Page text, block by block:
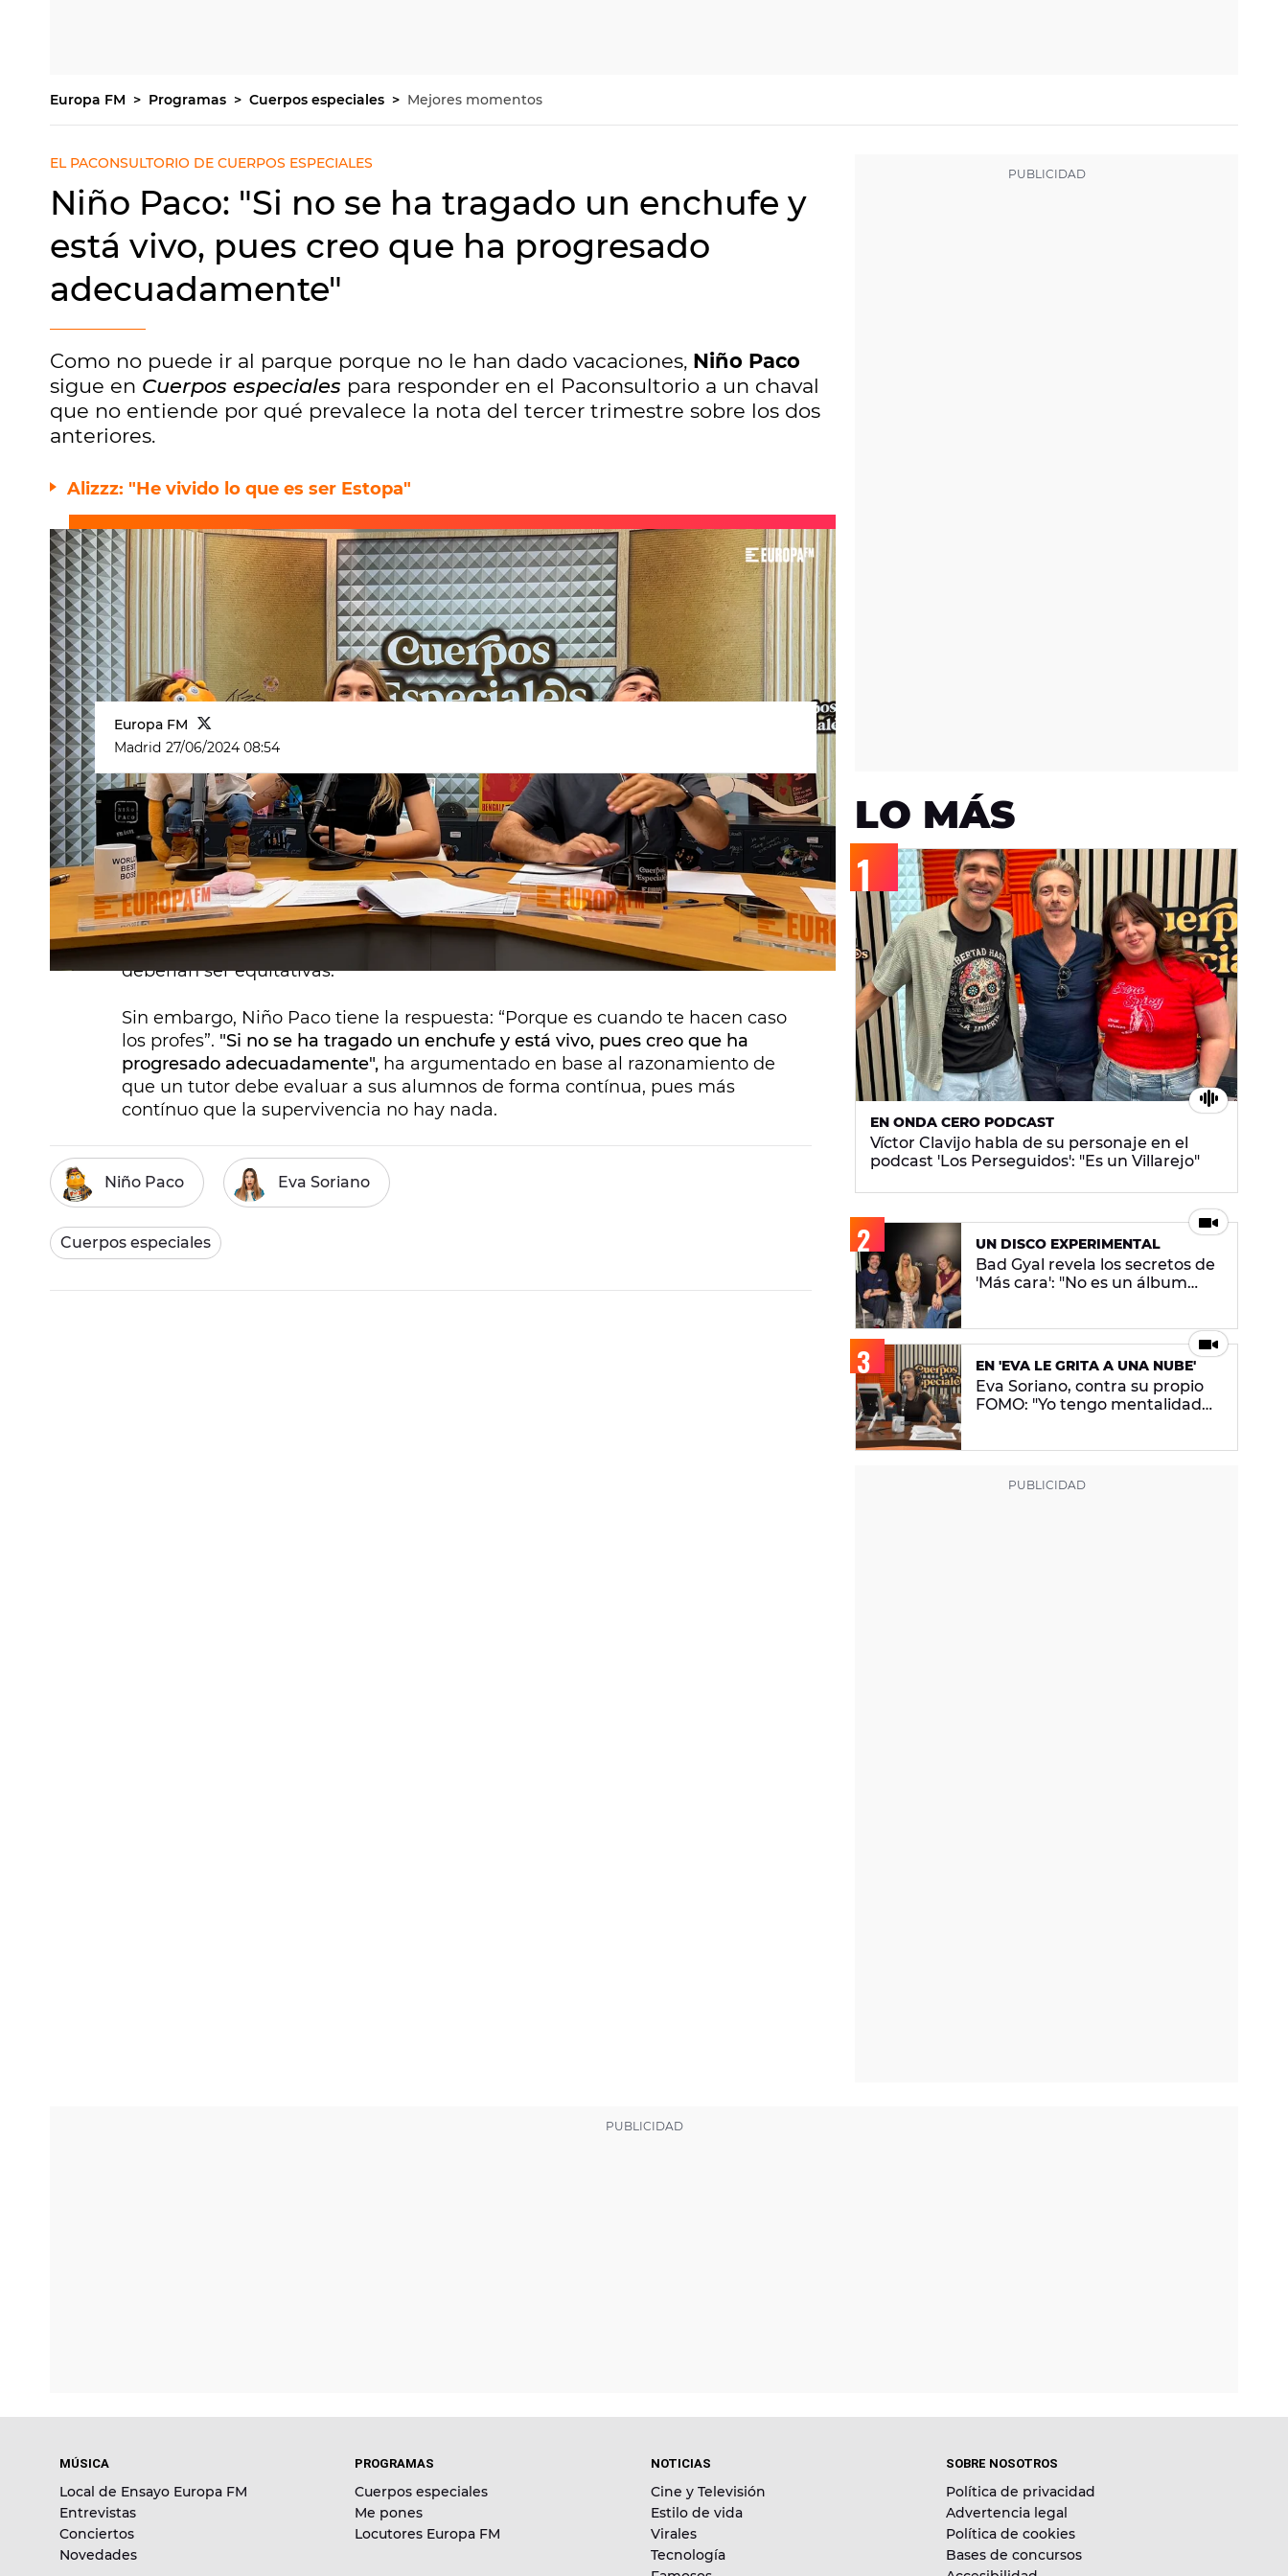
Europa FM Programas Cuerpos especiales Mejores momentos
EL PACONSULTORIO DE CUERPOS ESPECIALES
Niño Paco: "Si no se ha tragado un enchufe y
está vivo, pues creo que ha progresado
adecuadamente"
Como no puede ir al parque porque no le han dado vacaciones, Niño Paco
sigue en Cuerpos especiales para responder en el Paconsultorio a un chaval
que no entiende por qué prevalece la nota del tercer trimestre sobre los dos
anteriores.
Alizzz: "He vivido lo que es ser Estopa"
Europa FM
Madrid 27/06/2024 08:54
El chiquillo deCuerpos especiales aún no está de vacaciones, por elloNiño
Pacosigue conelPaconsultorioabierto y dando respuesta a esos interrogantes
que abruman a los más pequeños.
En este caso, el infante delantimorning showha desarrolladouna gran
respuesta sobre porqué las notas de los terceros trimestres prevalecen
sobre
los dos anteriores, una duda más que razonable teniendo en cuenta que
deberían ser equitativas.
Sin embargo, Niño Paco tiene la respuesta: “Porque es cuando te hacen caso
los profes”. "Si no se ha tragado un enchufe y está vivo, pues creo que ha
progresado adecuadamente", ha argumentado en base al razonamiento de
que un tutor debe evaluar a sus alumnos de forma contínua, pues más
contínuo que la supervivencia no hay nada.
Niño Paco Eva Soriano
Cuerpos especiales
LO MÁS
EN ONDA CERO PODCAST
Víctor Clavijo habla de su personaje en el
podcast 'Los Perseguidos': "Es un Villarejo"
UN DISCO EXPERIMENTAL
Bad Gyal revela los secretos de
'Más cara': "No es un álbum
EN 'EVA LE GRITA A UNA NUBE'
Eva Soriano, contra su propio
FOMO: "Yo tengo mentalidad
MÚSICA
Local de Ensayo Europa FM
Entrevistas
Conciertos
Novedades
PROGRAMAS
Cuerpos especiales
Me pones
Locutores Europa FM
NOTICIAS
Cine y Televisión
Estilo de vida
Virales
Tecnología
SOBRE NOSOTROS
Política de privacidad
Advertencia legal
Política de cookies
Bases de concursos